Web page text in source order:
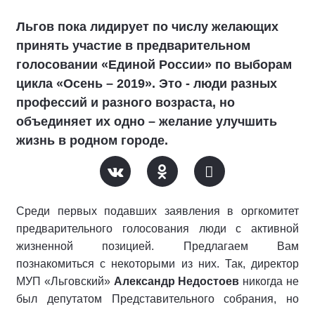
Льгов пока лидирует по числу желающих
принять участие в предварительном
голосовании «Единой России» по выборам
цикла «Осень – 2019». Это - люди разных
профессий и разного возраста, но
объединяет их одно – желание улучшить
жизнь в родном городе.
Среди первых подавших заявления в оргкомитет
предварительного голосования люди с активной
жизненной позицией. Предлагаем Вам
познакомиться с некоторыми из них. Так, директор
МУП «Льговский» Александр Недостоев никогда не
был депутатом Представительного собрания, но